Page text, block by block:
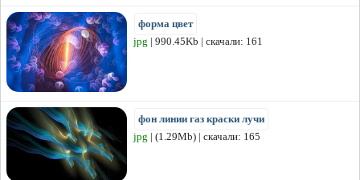
форма цвет
jpg | 990.45Kb | скачали: 161
фон линии газ краски лучи
jpg | (1.29Mb) | скачали: 165